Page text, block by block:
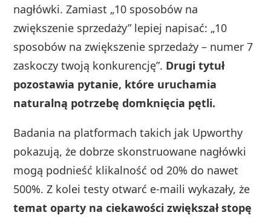
nagłówki. Zamiast „10 sposobów na
zwiększenie sprzedaży” lepiej napisać: „10
sposobów na zwiększenie sprzedaży – numer 7
zaskoczy twoją konkurencję”. Drugi tytuł
pozostawia pytanie, które uruchamia
naturalną potrzebę domknięcia pętli.
Badania na platformach takich jak Upworthy
pokazują, że dobrze skonstruowane nagłówki
mogą podnieść klikalność od 20% do nawet
500%. Z kolei testy otwarć e‑maili wykazały, że
temat oparty na ciekawości zwiększał stopę